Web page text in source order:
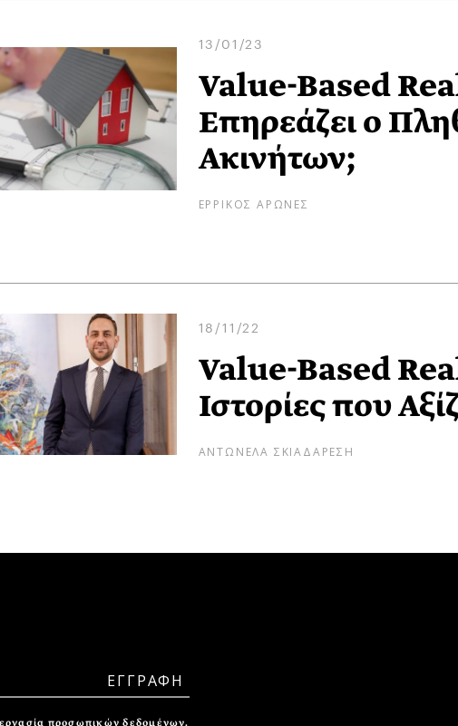
13/01/23
Value-Based
Επηρεάζει ο
Ακινήτων;
ΕΡΡΙΚΟΣ ΑΡΩΝΕΣ
18/11/22
Value-Based
Ιστορίες που
ΑΝΤΩΝΕΛΑ ΣΚΙΑΔΑΡΕΣΗ
προσωπικών δεδομένων.